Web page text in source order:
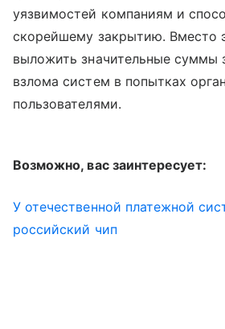
уязвимостей компаниям и
скорейшему закрытию. Вместо
выложить значительные суммы
взлома систем в попытках
пользователями.
Возможно, вас заинтересует:
У отечественной платежной
российский чип